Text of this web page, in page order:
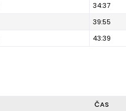
34:37
39:55
43:39
ČAS